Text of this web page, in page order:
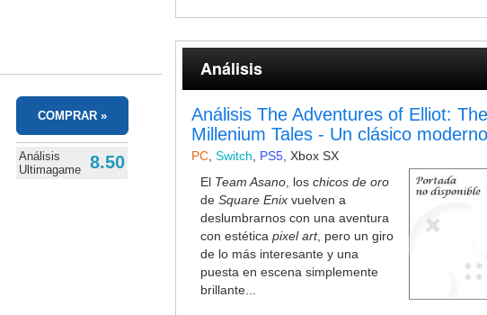
COMPRAR
Análisis
Ultimagame
8.50
Análisis
Análisis The Adventures of Elliot:
Millenium Tales - Un clásico
PC,Switch, PS5,Xbox SX
El Team Asano, loschicos de oro
deSquare Enix vuelven a
deslumbrarnos con una aventura
con estéticapixel art, pero un giro
de lo más interesante y una
puesta en escena simplemente
brillante...